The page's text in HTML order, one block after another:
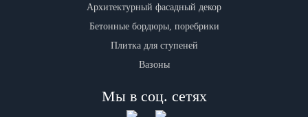
Архитектурный фасадный декор
Бетонные бордюры, поребрики
Плитка для ступеней
Вазоны
Мы в соц. сетях